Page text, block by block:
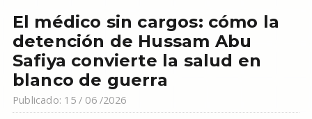
El médico sin cargos: cómo la
detención de Hussam Abu
Safiya convierte la salud en
blanco de guerra
Publicado: 15 / 06 /2026